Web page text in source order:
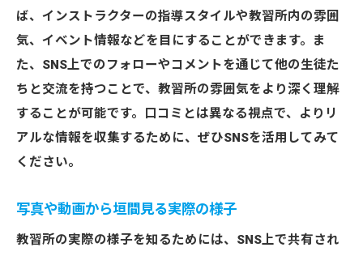
ば、インストラクターの指導スタイルや教習所内の雰囲
気、イベント情報などを目にすることができます。ま
た、SNS上でのフォローやコメントを通じて他の生徒た
ちと交流を持つことで、教習所の雰囲気をより深く理解
することが可能です。口コミとは異なる視点で、よりリ
アルな情報を収集するために、ぜひSNSを活用してみて
ください。
写真や動画から垣間見る実際の様子
教習所の実際の様子を知るためには、SNS上で共有され